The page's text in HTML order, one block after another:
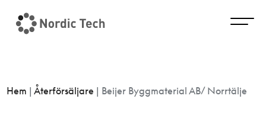
Hem |Återförsäljare | Beijer Byggmaterial AB/ Norrtälje